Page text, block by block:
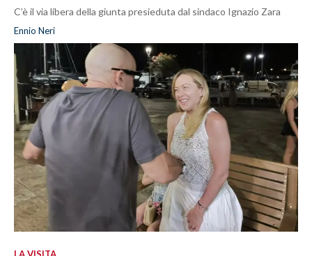
C’è il via libera della giunta presieduta dal sindaco Ignazio Zara
Ennio Neri